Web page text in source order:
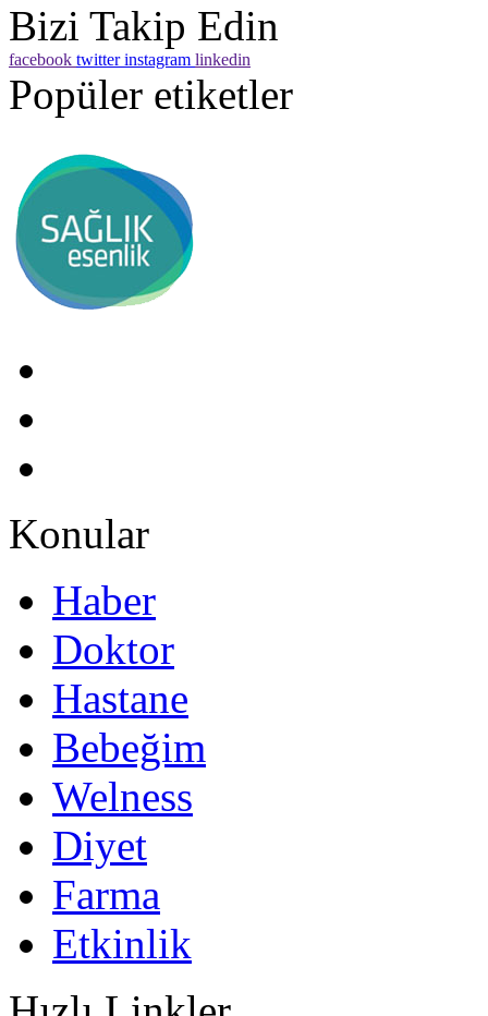
Bizi Takip Edin
facebook twitter instagram linkedin
Popüler etiketler
Konular
Haber
Doktor
Hastane
Bebeğim
Welness
Diyet
Farma
Etkinlik